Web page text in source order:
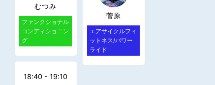
むつみ
ファンクショナル
コンディショニン
グ
18:40 - 19:10
菅原
エアサイクルフィ
ットネス/パワー
ライド